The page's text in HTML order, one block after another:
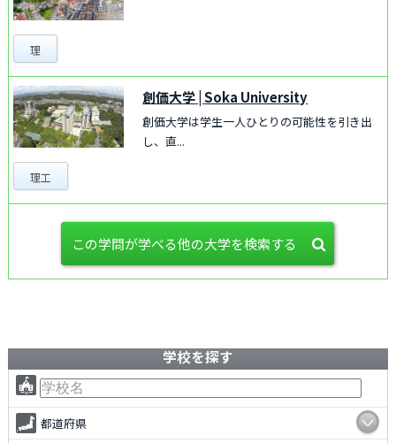
理
創価大学|Soka University
創価大学は学生一人ひとりの可能性を引き出
し、直...
理工
この学問が学べる他の大学を検索する
学校を探す
都道府県